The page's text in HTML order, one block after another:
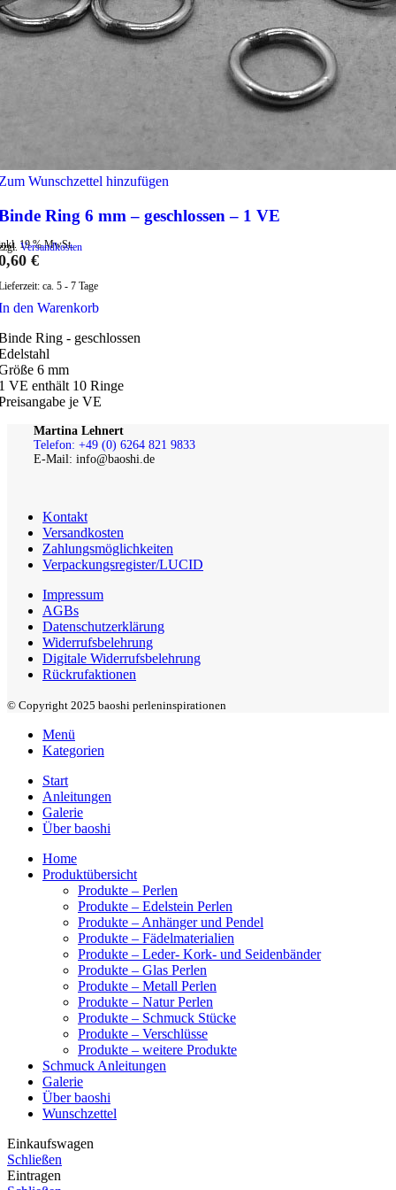
Wunschzettel hinzufügen
Ring 6 mm – geschlossen – 1 VE
19 % MwSt.
Versandkosten
€
ca. 5 - 7 Tage
den Warenkorb
Ring - geschlossen
6 mm
VE enthält 10 Ringe
je VE
Martina Lehnert
Telefon: +49 (0) 6264 821 9833
E-Mail: info@baoshi.de
Kontakt
Versandkosten
Zahlungsmöglichkeiten
Verpackungsregister/LUCID
Impressum
AGBs
Datenschutzerklärung
Widerrufsbelehrung
Digitale Widerrufsbelehrung
Rückrufaktionen
© Copyright 2025 baoshi perleninspirationen
Menü
Kategorien
Start
Anleitungen
Galerie
Über baoshi
Home
Produktübersicht
Produkte – Perlen
Produkte – Edelstein Perlen
Produkte – Anhänger und Pendel
Produkte – Fädelmaterialien
Produkte – Leder- Kork- und Seidenbänder
Produkte – Glas Perlen
Produkte – Metall Perlen
Produkte – Natur Perlen
Produkte – Schmuck Stücke
Produkte – Verschlüsse
Produkte – weitere Produkte
Schmuck Anleitungen
Galerie
Über baoshi
Wunschzettel
Einkaufswagen
Schließen
Eintragen